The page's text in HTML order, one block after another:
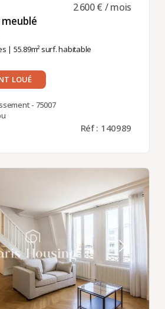
| 55.89m² surf. habitable
2 600 € / mois
LOUÉ
- 75007
Réf : 140989